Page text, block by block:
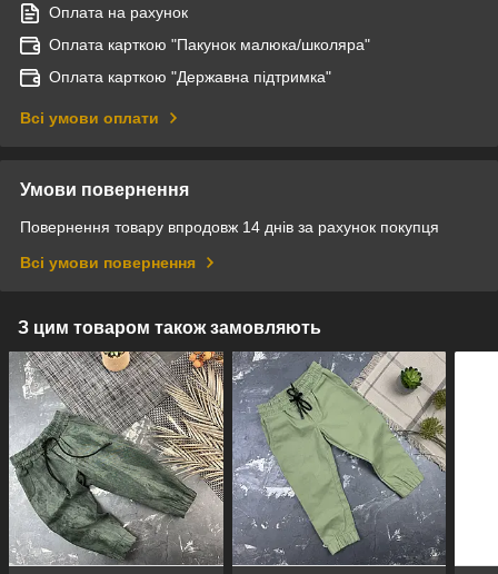
Оплата на рахунок
Оплата карткою "Пакунок малюка/школяра"
Оплата карткою "Державна підтримка"
Всі умови оплати
Умови повернення
Повернення товару впродовж 14 днів за рахунок покупця
Всі умови повернення
З цим товаром також замовляють